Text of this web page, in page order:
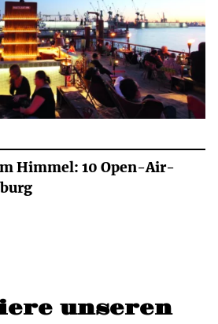
Himmel: 10 Open-Air-
unseren